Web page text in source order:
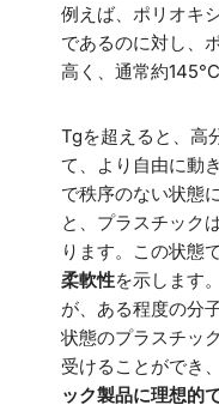
例えば、ポリオキ
であるのに対し、
高く、通常約
Tgを超えると、高
て、より自由に動
で秩序のない状態
と、プラスチック
ります。この状態
柔軟性を示します
が、ある程度の分
状態のプラスチッ
受けることができ、
ック製品に理想的